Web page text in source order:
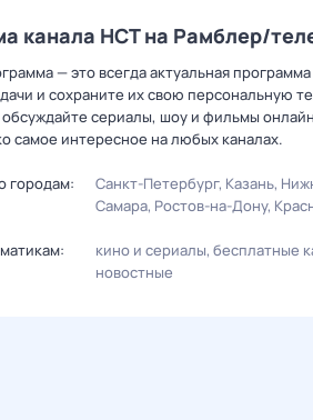
канала НСТ на Рамблер/
— это всегда актуальная
и сохраните их свою персональную
сериалы, шоу и фильмы
самое интересное на любых каналах.
городам: Санкт-Петербург Казань
Самара Ростов-на-Дону
кино и сериалы бесплатные
новостные